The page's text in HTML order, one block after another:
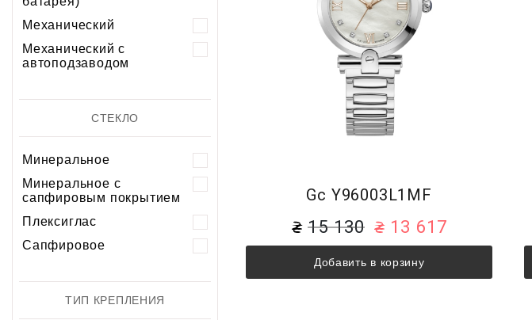
Механический
Механический с
автоподзаводом
СТЕКЛО
Минеральное
Минеральное с
сапфировым покрытием
Плексиглас
Сапфировое
ТИП КРЕПЛЕНИЯ
Gc Y96003L1MF
15 130 13 617
Добавить в корзину